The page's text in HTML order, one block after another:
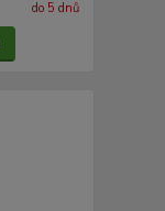
do 5 dnů